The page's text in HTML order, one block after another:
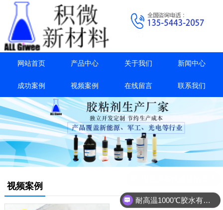
网站首页 产品中心 关于我们 新闻中心
成功案例 视频案例 在线留言 联系我们
视频案例
耐高温1000℃胶水有吗？